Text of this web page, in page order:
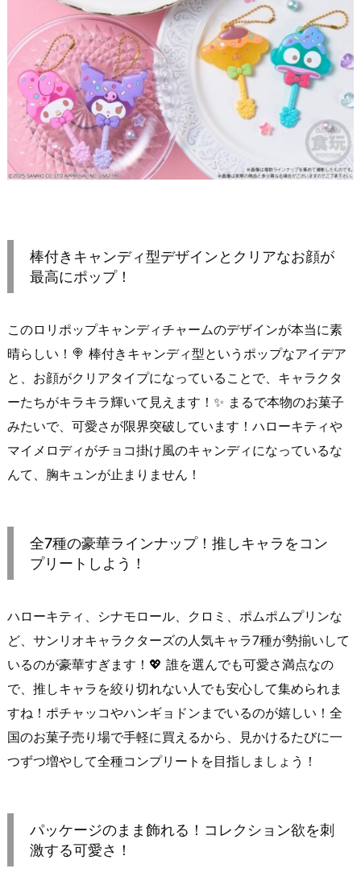
棒付きキャンディ型デザインとクリアなお顔が
最高にポップ！
このロリポップキャンディチャームのデザインが本当に素
晴らしい！🍭 棒付きキャンディ型というポップなアイデア
と、お顔がクリアタイプになっていることで、キャラクタ
ーたちがキラキラ輝いて見えます！✨ まるで本物のお菓子
みたいで、可愛さが限界突破しています！ハローキティや
マイメロディがチョコ掛け風のキャンディになっているな
んて、胸キュンが止まりません！
全7種の豪華ラインナップ！推しキャラをコン
プリートしよう！
ハローキティ、シナモロール、クロミ、ポムポムプリンな
ど、サンリオキャラクターズの人気キャラ7種が勢揃いして
いるのが豪華すぎます！💖 誰を選んでも可愛さ満点なの
で、推しキャラを絞り切れない人でも安心して集められま
すね！ポチャッコやハンギョドンまでいるのが嬉しい！全
国のお菓子売り場で手軽に買えるから、見かけるたびに一
つずつ増やして全種コンプリートを目指しましょう！
パッケージのまま飾れる！コレクション欲を刺
激する可愛さ！